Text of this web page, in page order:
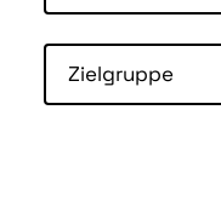
Zielgruppe